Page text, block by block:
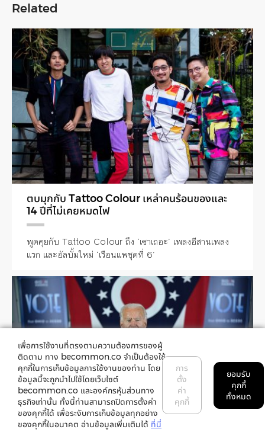
Related
ตบมุกกับ Tattoo Colour เหล่าคนร้อนของและ
14 ปีที่ไม่เคยหมดไฟ
พูดคุยกับ Tattoo Colour ถึง ‘เซาเถอะ’ เพลงอีสานเพลง
แรก และอัลบั้มใหม่ ‘เรือนแพชุดที่ 6’
เพื่อการใช้งานที่ตรงตามความต้องการของผู้
ติดตาม ทาง becommon.co จำเป็นต้องใช้
คุกกี้ในการเก็บข้อมูลการใช้งานของท่าน โดย
ข้อมูลนี้จะถูกนำไปใช้โดยเว็บไซต์
becommon.co และองค์กรหุ้นส่วนทาง
ธุรกิจเท่านั้น ทั้งนี้ท่านสามารถปิดการตั้งค่า
ของคุกกี้ได้ เพื่อระงับการเก็บข้อมูลทุกอย่าง
ของคุกกี้ในอนาคต อ่านข้อมูลเพิ่มเติมได้ ที่นี่
การ
ตั้ง
ค่า
คุกกี้
ยอมรับ
คุกกี้
ทั้งหมด